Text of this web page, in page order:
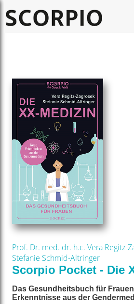
Prof. Dr. med. dr. h.c. Vera Regitz-
Stefanie Schmid-Altringer
Scorpio Pocket - Die
Das Gesundheitsbuch für
Erkenntnisse aus der